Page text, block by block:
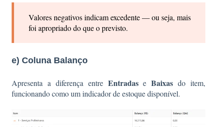
Valores negativos indicam excedente — ou seja, mais
foi apropriado do que o previsto.
e) Coluna Balanço
Apresenta a diferença entre EntradaseBaixas do item,
funcionando como um indicador de estoque disponível.